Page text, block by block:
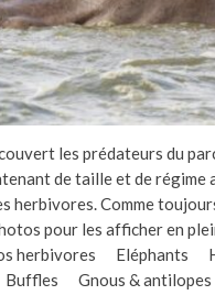
les prédateurs du
de taille et de régime
herbivores. Comme
pour les afficher en
herbivores Eléphants
Gnous &